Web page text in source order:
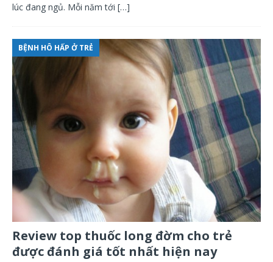
lúc đang ngủ. Mỗi năm tới […]
BỆNH HÔ HẤP Ở TRẺ
Review top thuốc long đờm cho trẻ
được đánh giá tốt nhất hiện nay